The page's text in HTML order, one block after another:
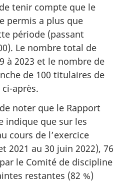
tenir compte que le
permis a plus que
période (passant
Le nombre total de
à 2023 et le nombre de
de 100 titulaires de
après.
noter que le Rapport
indique que sur les
cours de l’exercice
2021 au 30 juin 2022), 76
le Comité de discipline
restantes (82 %)